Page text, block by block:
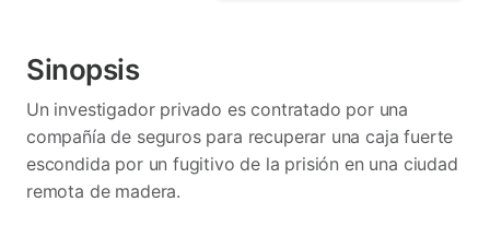
Sinopsis
Un investigador privado es contratado por una
compañía de seguros para recuperar una caja fuerte
escondida por un fugitivo de la prisión en una ciudad
remota de madera.